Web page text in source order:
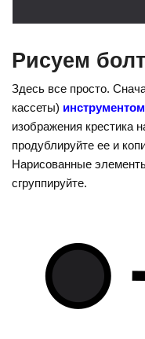
Рисуем
Здесь все просто.
кассеты)
изображения крестика
продублируйте ее и
Нарисованные
сгруппируйте.